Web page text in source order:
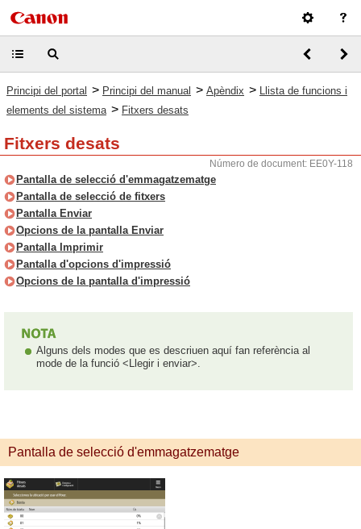
Principi del portal > Principi del manual > Apèndix > Llista de funcions i
elements del sistema > Fitxers desats
Fitxers desats
Número de document: EE0Y-118
Pantalla de selecció d'emmagatzematge
Pantalla de selecció de fitxers
Pantalla Enviar
Opcions de la pantalla Enviar
Pantalla Imprimir
Pantalla d'opcions d'impressió
Opcions de la pantalla d'impressió
Alguns dels modes que es descriuen aquí fan referència al
mode de la funció <Llegir i enviar>.
Pantalla de selecció d'emmagatzematge